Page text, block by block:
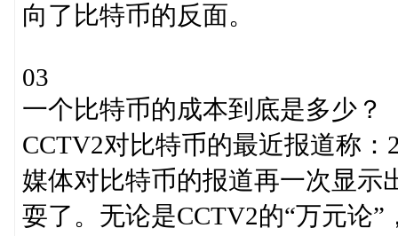
向了比特币的反面。
03
一个比特币的成本到底是多少？
CCTV2对比特币的最近报道称
媒体对比特币的报道再一次显示
耍了。无论是CCTV2的“万元论